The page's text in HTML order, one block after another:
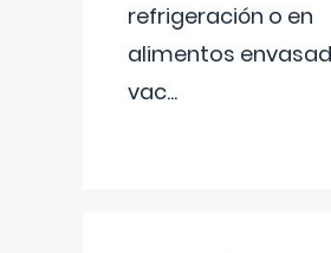
refrigeración o en
alimentos
vac...